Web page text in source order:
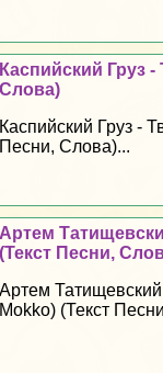
Каспийский Груз
Слова)
Каспийский Груз -
Песни, Слова)...
Артем
(Текст Песни,
Артем
Mokko) (Текст